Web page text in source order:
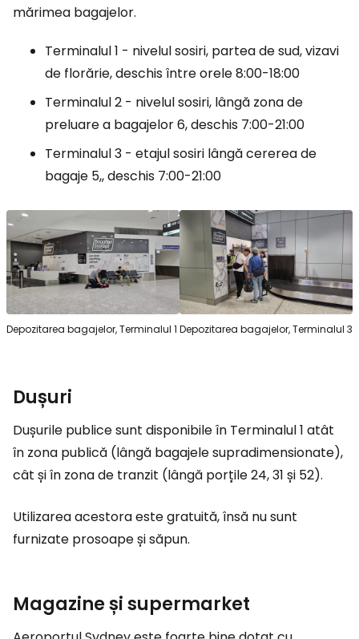
mărimea bagajelor.
Terminalul 1 - nivelul sosiri, partea de sud, vizavi
de florărie, deschis între orele 8:00-18:00
Terminalul 2 - nivelul sosiri, lângă zona de
preluare a bagajelor 6, deschis 7:00-21:00
Terminalul 3 - etajul sosiri lângă cererea de
bagaje 5,, deschis 7:00-21:00
Depozitarea bagajelor, Terminalul 1 Depozitarea bagajelor, Terminalul 3
Dușuri
Dușurile publice sunt disponibile în Terminalul 1 atât
în zona publică (lângă bagajele supradimensionate),
cât și în zona de tranzit (lângă porțile 24, 31 și 52).
Utilizarea acestora este gratuită, însă nu sunt
furnizate prosoape și săpun.
Magazine și supermarket